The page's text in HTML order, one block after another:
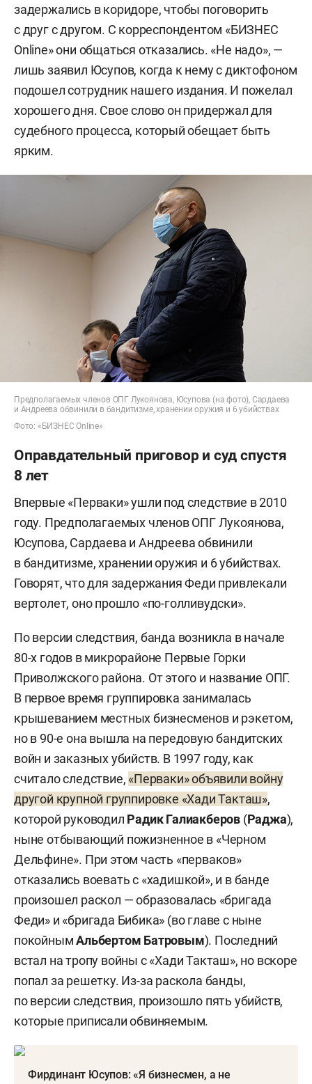
задержались в коридоре, чтобы поговорить
с друг с другом. С корреспондентом «БИЗНЕС
Online» они общаться отказались. «Не надо», —
лишь заявил Юсупов, когда к нему с диктофоном
подошел сотрудник нашего издания. И пожелал
хорошего дня. Свое слово он придержал для
судебного процесса, который обещает быть
ярким.
Предполагаемых членов ОПГ Лукоянова, Юсупова (на фото), Сардаева
и Андреева обвинили в бандитизме, хранении оружия и 6 убийствах
Фото: «БИЗНЕС Online»
Оправдательный приговор и суд спустя
8 лет
Впервые «Перваки» ушли под следствие в 2010
году. Предполагаемых членов ОПГ Лукоянова,
Юсупова, Сардаева и Андреева обвинили
в бандитизме, хранении оружия и 6 убийствах.
Говорят, что для задержания Феди привлекали
вертолет, оно прошло «по-голливудски».
По версии следствия, банда возникла в начале
80-х годов в микрорайоне Первые Горки
Приволжского района. От этого и название ОПГ.
В первое время группировка занималась
крышеванием местных бизнесменов и рэкетом,
но в 90-е она вышла на передовую бандитских
войн и заказных убийств. В 1997 году, как
считало следствие, «Перваки» объявили войну
другой крупной группировке «Хади Такташ»,
которой руководил Радик Галиакберов (Раджа),
ныне отбывающий пожизненное в «Черном
Дельфине». При этом часть «перваков»
отказались воевать с «хадишкой», и в банде
произошел раскол — образовалась «бригада
Феди» и «бригада Бибика» (во главе с ныне
покойнымАльбертом Батровым). Последний
встал на тропу войны с «Хади Такташ», но вскоре
попал за решетку. Из-за раскола банды,
по версии следствия, произошло пять убийств,
которые приписали обвиняемым.
Фирдинант Юсупов: «Я бизнесмен, а не